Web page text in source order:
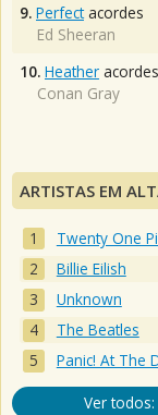
9. Perfectacordes
Ed Sheeran
10. Heather acordes
Conan Gray
ARTISTAS EM
Twenty One
Billie Eilish
Unknown
The Beatles
Panic! At The
Ver